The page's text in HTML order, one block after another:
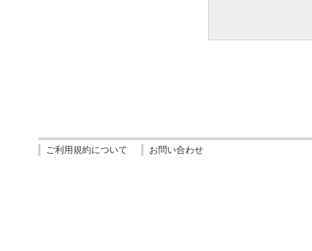
ご利用規約について お問い合わせ